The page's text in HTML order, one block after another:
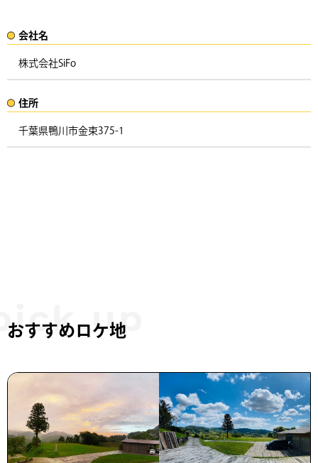
会社名​
株式会社SiFo​
住所​​
千葉県鴨川市金束375-1 ​
おすすめロケ地